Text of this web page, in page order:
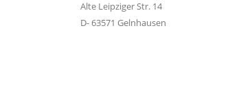
Alte Leipziger Str. 14
D- 63571 Gelnhausen